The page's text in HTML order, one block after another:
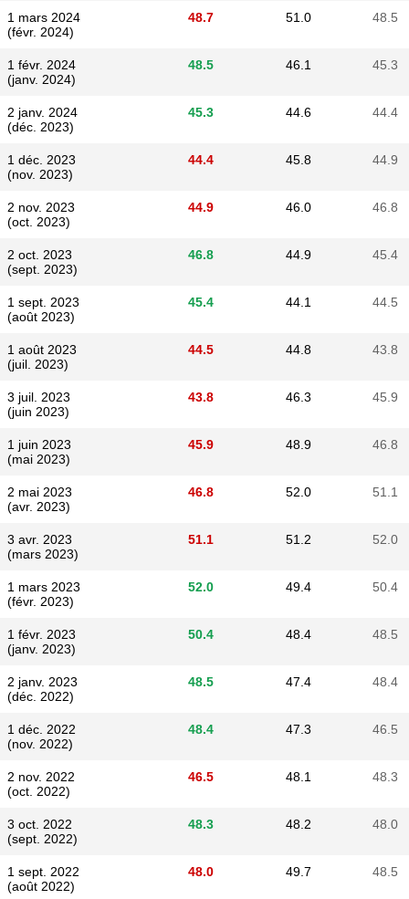
1 mars 2024
(févr. 2024)
48.7 51.0 48.5
1 févr. 2024
(janv. 2024)
48.5 46.1 45.3
2 janv. 2024
(déc. 2023)
45.3 44.6 44.4
1 déc. 2023
(nov. 2023)
44.4 45.8 44.9
2 nov. 2023
(oct. 2023)
44.9 46.0 46.8
2 oct. 2023
(sept. 2023)
46.8 44.9 45.4
1 sept. 2023
(août 2023)
45.4 44.1 44.5
1 août 2023
(juil. 2023)
44.5 44.8 43.8
3 juil. 2023
(juin 2023)
43.8 46.3 45.9
1 juin 2023
(mai 2023)
45.9 48.9 46.8
2 mai 2023
(avr. 2023)
46.8 52.0 51.1
3 avr. 2023
(mars 2023)
51.1 51.2 52.0
1 mars 2023
(févr. 2023)
52.0 49.4 50.4
1 févr. 2023
(janv. 2023)
50.4 48.4 48.5
2 janv. 2023
(déc. 2022)
48.5 47.4 48.4
1 déc. 2022
(nov. 2022)
48.4 47.3 46.5
2 nov. 2022
(oct. 2022)
46.5 48.1 48.3
3 oct. 2022
(sept. 2022)
48.3 48.2 48.0
1 sept. 2022
(août 2022)
48.0 49.7 48.5